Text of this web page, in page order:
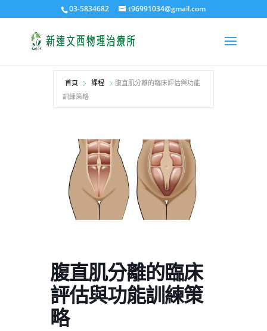
03-5834682 t96991034@gmail.com
首頁 課程
腹直肌分離的臨床評估與功能
訓練策略
腹直肌分離的臨床
評估與功能訓練策
略